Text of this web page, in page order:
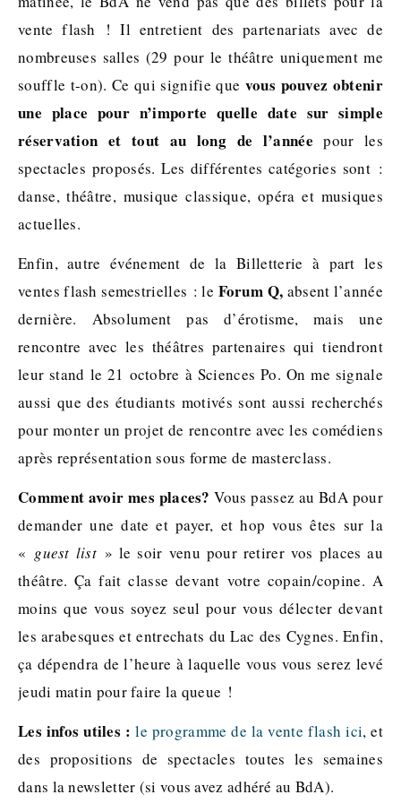
vente flash ! Il entretient des partenariats avec de
nombreuses salles (29 pour le théâtre uniquement me
souffle t-on). Ce qui signifie que vous pouvez obtenir
une place pour n’importe quelle date sur simple
réservation et tout au long de l’année pour les
spectacles proposés. Les différentes catégories sont :
danse, théâtre, musique classique, opéra et musiques
actuelles.
Enfin, autre événement de la Billetterie à part les
ventes flash semestrielles : le Forum Q, absent l’année
dernière. Absolument pas d’érotisme, mais une
rencontre avec les théâtres partenaires qui tiendront
leur stand le 21 octobre à Sciences Po. On me signale
aussi que des étudiants motivés sont aussi recherchés
pour monter un projet de rencontre avec les comédiens
après représentation sous forme de masterclass.
Comment avoir mes places? Vous passez au BdA pour
demander une date et payer, et hop vous êtes sur la
« guest list» le soir venu pour retirer vos places au
théâtre. Ça fait classe devant votre copain/copine. A
moins que vous soyez seul pour vous délecter devant
les arabesques et entrechats du Lac des Cygnes. Enfin,
ça dépendra de l’heure à laquelle vous vous serez levé
jeudi matin pour faire la queue !
Les infos utiles : le programme de la vente flash ici, et
des propositions de spectacles toutes les semaines
dans la newsletter (si vous avez adhéré au BdA).